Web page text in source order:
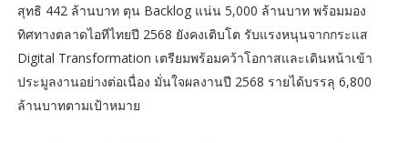
สุทธิ 442 ล้านบาท ตุน Backlog แน่น 5,000 ล้านบาท พร้อมมอง
ทิศทางตลาดไอทีไทยปี 2568 ยังคงเติบโต รับแรงหนุนจากกระแส
Digital Transformation เตรียมพร้อมคว้าโอกาสและเดินหน้าเข้า
ประมูลงานอย่างต่อเนื่อง มั่นใจผลงานปี 2568 รายได้บรรลุ 6,800
ล้านบาทตามเป้าหมาย